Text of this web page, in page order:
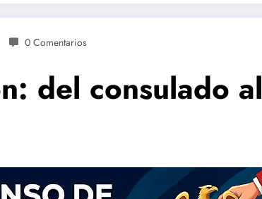
0 Comentarios
del consulado al